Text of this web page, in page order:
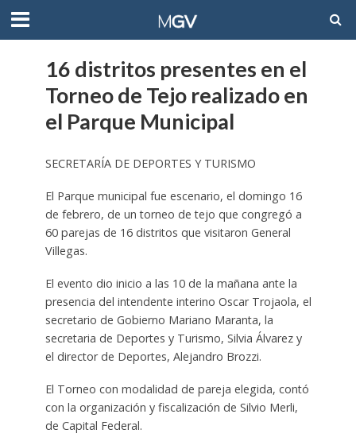
16 distritos presentes en el
Torneo de Tejo realizado en
el Parque Municipal
SECRETARÍA DE DEPORTES Y TURISMO
El Parque municipal fue escenario, el domingo 16
de febrero, de un torneo de tejo que congregó a
60 parejas de 16 distritos que visitaron General
Villegas.
El evento dio inicio a las 10 de la mañana ante la
presencia del intendente interino Oscar Trojaola, el
secretario de Gobierno Mariano Maranta, la
secretaria de Deportes y Turismo, Silvia Álvarez y
el director de Deportes, Alejandro Brozzi.
El Torneo con modalidad de pareja elegida, contó
con la organización y fiscalización de Silvio Merli,
de Capital Federal.